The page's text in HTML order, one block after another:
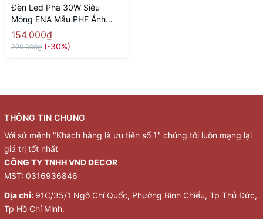
Đèn Led Pha 30W Siêu
Mỏng ENA Mẫu PHF Ánh
Sáng Trắng
154.000₫
220.000₫ (-30%)
THÔNG TIN CHUNG
Với sứ mệnh "Khách hàng là ưu tiên số 1" chúng tôi luôn mạng lại
giá trị tốt nhất
CÔNG TY TNHH VND DECOR
MST: 0316936846
Địa chỉ: 91C/35/1 Ngô Chí Quốc, Phường Bình Chiểu, Tp Thủ Đức,
Tp Hồ Chí Minh.